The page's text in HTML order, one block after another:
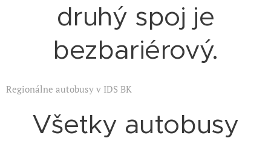
druhý spoj je
bezbariérový.
Regionálne autobusy v IDS BK
Všetky autobusy